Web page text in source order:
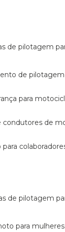
de pilotagem
de
para
condutores de
para
de pilotagem
para mulheres